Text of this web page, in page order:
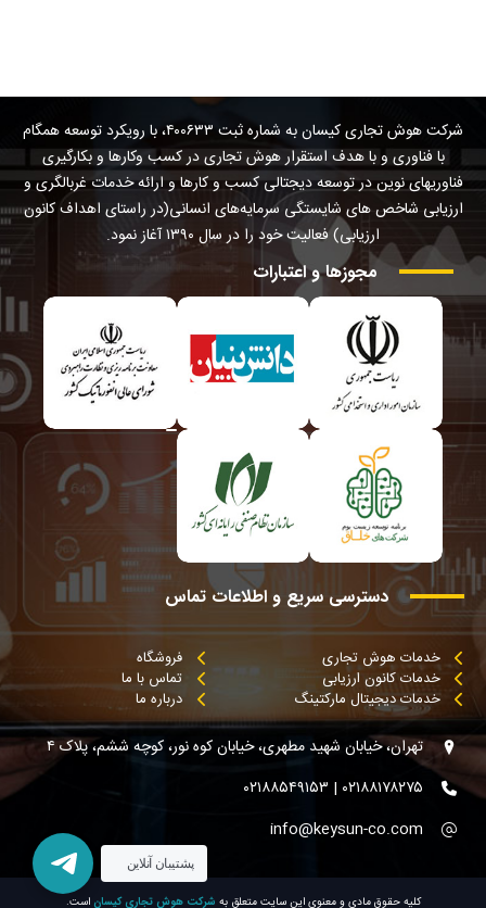
شرکت هوش تجاری کیسان به شماره ثبت ۴۰۰۶۳۳، با رویکرد توسعه همگام
با فناوری و با هدف استقرار هوش تجاری در کسب وکارها و بکارگیری
فناوریهای نوین در توسعه دیجتالی کسب و کارها و ارائه خدمات غربالگری و
ارزیابی شاخص های شایستگی سرمایه‌های انسانی(در راستای اهداف کانون
ارزیابی) فعالیت خود را در سال ۱۳۹۰ آغاز نمود.
مجوزها و اعتبارات
دسترسی سریع و اطلاعات تماس
خدمات هوش تجاری
خدمات کانون ارزیابی
خدمات دیجیتال مارکتینگ
فروشگاه
تماس با ما
درباره ما
تهران، خیابان شهید مطهری، خیابان کوه نور، کوچه ششم، پلاک ۴
۰۲۱۸۸۱۷۸۲۷۵ | ۰۲۱۸۸۵۴۹۱۵۳
info@keysun-co.com
کليه حقوق مادی و معنوی اين سايت متعلق به شرکت هوش تجاری کیسان است.
پشتیبان آنلاین